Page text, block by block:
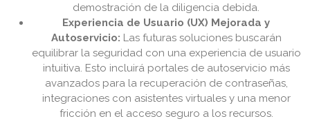
demostración de la diligencia debida.
Experiencia de Usuario (UX) Mejorada y
Autoservicio: Las futuras soluciones buscarán
equilibrar la seguridad con una experiencia de usuario
intuitiva. Esto incluirá portales de autoservicio más
avanzados para la recuperación de contraseñas,
integraciones con asistentes virtuales y una menor
fricción en el acceso seguro a los recursos.